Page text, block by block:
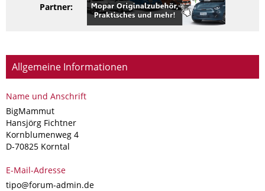
Partner:
Allgemeine Informationen
Name und Anschrift
BigMammut
Hansjörg Fichtner
Kornblumenweg 4
D-70825 Korntal
E-Mail-Adresse
tipo@forum-admin.de